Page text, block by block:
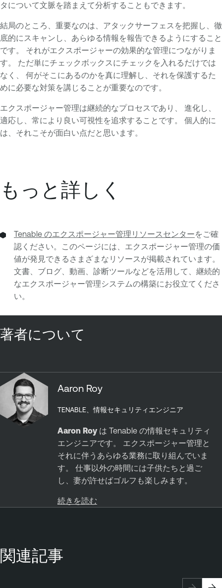
タについて文脈を踏まえて分析することもできます。
結局のところ、重要なのは、アタックサーフェスを把握し、徹
底的にスキャンし、あらゆる情報を報告できるようにすること
です。 それがエクスポージャーの効果的な管理につながりま
す。 ただ単にチェックボックスにチェックを入れるだけでは
なく、 何がそこにあるのかを真に理解し、それを保護するた
めに必要な対策を講じることが重要なのです。
エクスポージャー管理は継続的なプロセスであり、 進化し、
適応し、常により良い可視性を追求することです。 個人的に
は、それこそが面白い点だと思います。
もっと詳しく
Tenable のエクスポージャー管理リソースセンターをご確
認ください。このページには、エクスポージャー管理の価
値が発見できるさまざまなリソースが掲載されています。
文書、ブログ、動画、診断ツールなどを活用して、継続的
なエクスポージャー管理システムの構築にお役立てくださ
い。
著者について
Aaron Roy
TENABLE、情報セキュリティエンジニア
Aaron Roy は Tenable の情報セキュリティ
エンジニアです。 エクスポージャー管理と
それに伴うあらゆる業務に取り組んでいま
す。 仕事以外の時間には子供たちと過ご
し、妻が許せばゴルフも楽しみます。
続きを読む
関連記事